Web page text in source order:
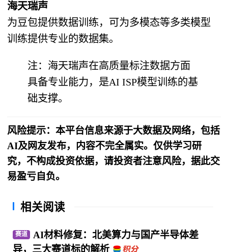
海天瑞声
为豆包提供数据训练，可为多模态等多类模型
训练提供专业的数据集。
注：海天瑞声在高质量标注数据方面
具备专业能力，是AI ISP模型训练的基
础支撑。
风险提示：本平台信息来源于大数据及网络，包括
AI及网友发布，内容不完全属实。仅供学习研
究，不构成投资依据，请投资者注意风险，据此交
易盈亏自负。
相关阅读
赛道
AI材料修复：北美算力与国产半导体差
异，三大赛道标的解析